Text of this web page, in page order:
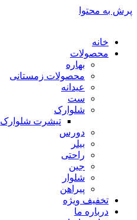
پرش به محتوا
خانه
محصولات
بهاره
محصولات زمستانی
عیدانه
ست
شلوارک
تیشرت شلوارک
دورس
بیلر
راحتی
جین
شلوار
پیراهن
تخفیف ویژه
درباره ما